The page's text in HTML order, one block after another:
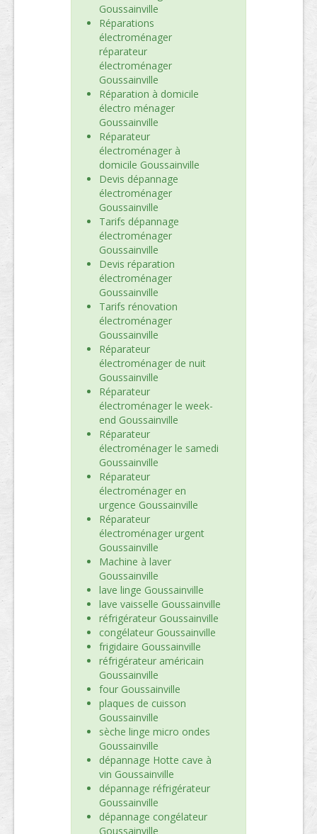
Goussainville
Réparations
électroménager
réparateur
électroménager
Goussainville
Réparation à domicile
électro ménager
Goussainville
Réparateur
électroménager à
domicile Goussainville
Devis dépannage
électroménager
Goussainville
Tarifs dépannage
électroménager
Goussainville
Devis réparation
électroménager
Goussainville
Tarifs rénovation
électroménager
Goussainville
Réparateur
électroménager de nuit
Goussainville
Réparateur
électroménager le week-
end Goussainville
Réparateur
électroménager le samedi
Goussainville
Réparateur
électroménager en
urgence Goussainville
Réparateur
électroménager urgent
Goussainville
Machine à laver
Goussainville
lave linge Goussainville
lave vaisselle Goussainville
réfrigérateur Goussainville
congélateur Goussainville
frigidaire Goussainville
réfrigérateur américain
Goussainville
four Goussainville
plaques de cuisson
Goussainville
sèche linge micro ondes
Goussainville
dépannage Hotte cave à
vin Goussainville
dépannage réfrigérateur
Goussainville
dépannage congélateur
Goussainville